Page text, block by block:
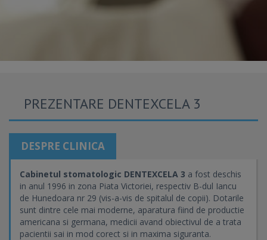
PREZENTARE DENTEXCELA 3
DESPRE CLINICA
Cabinetul stomatologic DENTEXCELA 3 a fost deschis
in anul 1996 in zona Piata Victoriei, respectiv B-dul Iancu
de Hunedoara nr 29 (vis-a-vis de spitalul de copii). Dotarile
sunt dintre cele mai moderne, aparatura fiind de productie
americana si germana, medicii avand obiectivul de a trata
pacientii sai in mod corect si in maxima siguranta.